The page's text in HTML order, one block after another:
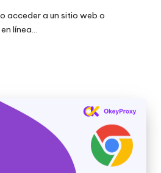
acceder a un sitio web o
línea...